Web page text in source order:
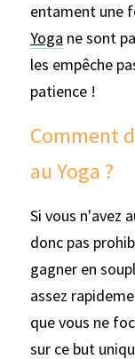
entament une
Yoga ne sont
les empêche
patience !
Comment
au Yoga ?
Si vous n'avez
donc pas
gagner en
assez
que vous ne
sur ce but